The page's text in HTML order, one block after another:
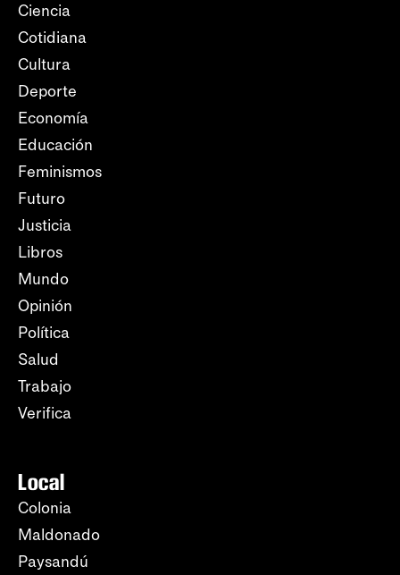
Ciencia
Cotidiana
Cultura
Deporte
Economía
Educación
Feminismos
Futuro
Justicia
Libros
Mundo
Opinión
Política
Salud
Trabajo
Verifica
Local
Colonia
Maldonado
Paysandú